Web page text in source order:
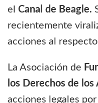
el Canal de Beagle.
recientemente
acciones al
La Asociación de
los Derechos de
acciones legales